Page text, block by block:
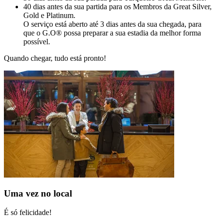
40 dias antes da sua partida para os Membros da Great Silver,
Gold e Platinum.
O serviço está aberto até 3 dias antes da sua chegada, para
que o G.O® possa preparar a sua estadia da melhor forma
possível.
Quando chegar, tudo está pronto!
Uma vez no local
É só felicidade!